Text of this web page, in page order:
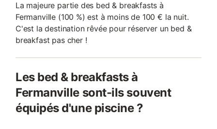
La majeure partie des bed & breakfasts à
Fermanville (100 %) est à moins de 100 € la nuit.
C'est la destination rêvée pour réserver un bed &
breakfast pas cher !
Les bed & breakfasts à
Fermanville sont-ils souvent
équipés d'une piscine ?